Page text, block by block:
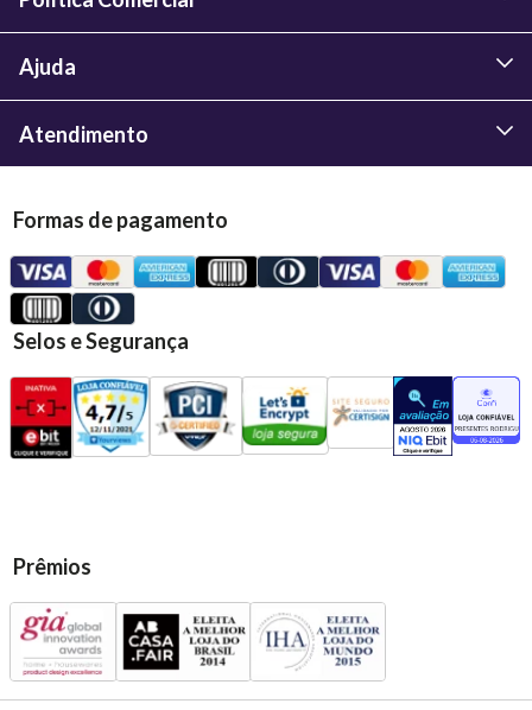
Ajuda
Atendimento
Formas de pagamento
Selos e Segurança
Prêmios